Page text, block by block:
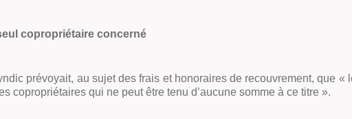
copropriétaire concerné
prévoyait, au sujet des frais et honoraires de recouvrement, que «
copropriétaires qui ne peut être tenu d’aucune somme à ce titre ».